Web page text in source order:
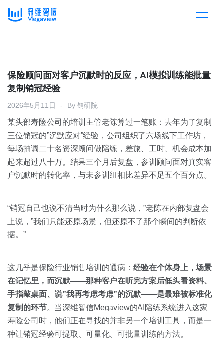
产品总览
产品集成
下载客户端
解决方案
按行业
企业服务
消费医疗
教育
汽车
房地产
按角色
销售人员
销售管理
客户案例
开放平台
定价
资源中心
白皮书
销售会话智能
关于我们
预约演示
保险顾问面对客户沉默时的反应，AI模拟训练能批量
复制销冠经验
2026年5月11日 By 销研院
某头部寿险公司的培训主管老陈算过一笔账：去年为了复制
三位销冠的”沉默应对”经验，公司组织了六场线下工作坊，
每场抽调二十名资深顾问做陪练，差旅、工时、机会成本加
起来超过八十万。结果三个月后复盘，参训顾问面对真实客
户沉默时的转化率，与未参训组相比差异不足五个百分点。
“销冠自己也说不清当时为什么那么说，”老陈在内部复盘会
上说，”我们只能还原场景，但还原不了那个瞬间的判断依
据。”
这几乎是保险行业销售培训的通病： 经验在个体身上，场景
在记忆里，而沉默——那种客户在听完方案后低头看资料、
手指敲桌面、说”我再考虑考虑”的沉默——是最难被标准化
复制的环节。当深维智信Megaview的AI陪练系统进入这家
寿险公司时，他们正在寻找的并非另一个培训工具，而是一
种让销冠经验可提取、可量化、可批量训练的方法。